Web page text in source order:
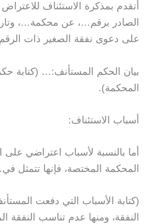
أتقدم بمذكرة الاستئناف
الصادر برقم…، عن محكمة…،
على دعوى نفقة الصغير ذات
بيان الحكم المستأنف:… (كتابة
المحكمة).
أسباب الاستئناف:
أما بالنسبة لأسباب اعتراضي
المحكمة المختصة، فإنها تتمثل
(كتابة الأسباب التي دفعت
النفقة، ومنها عدم تناسب النفقة